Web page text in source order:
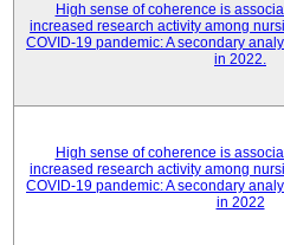
High sense of coherence is
increased research activity among
COVID-19 pandemic: A secondary
in 2022.
High sense of coherence is
increased research activity among
COVID-19 pandemic: A secondary
in 2022